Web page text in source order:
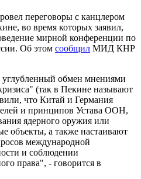
переговоры с канцлером
во время которых заявил,
мирной конференции по
Об этом сообщил МИД КНР
обмен мнениями
(так в Пекине называют
что Китай и Германия
и принципов Устава ООН,
ядерного оружия или
объекты, а также настаивают
международной
и соблюдении
права", - говорится в